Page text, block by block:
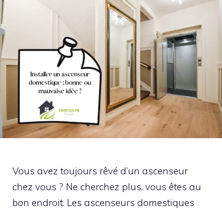
Vous avez toujours rêvé d’un ascenseur
chez vous ? Ne cherchez plus, vous êtes au
bon endroit. Les ascenseurs domestiques